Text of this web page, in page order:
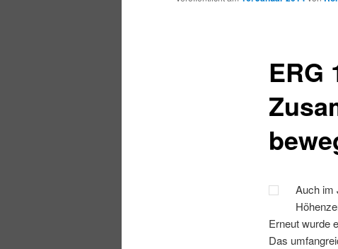
ERG
Auch im
Erneut wurde
Das